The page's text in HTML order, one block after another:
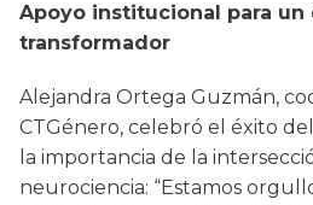
Apoyo institucional para un
transformador
Alejandra Ortega Guzmán,
CTGénero, celebró el éxito
la importancia de la
neurociencia: “Estamos